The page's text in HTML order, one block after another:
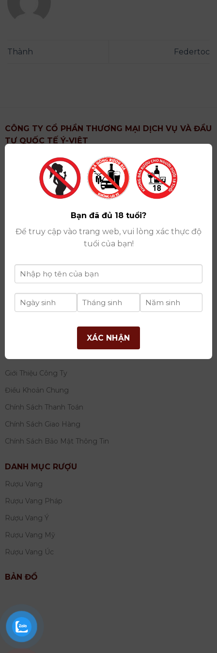
Thành Federtoc
CÔNG TY CỔ PHẦN THƯƠNG MẠI DỊCH VỤ VÀ ĐẦU
TƯ QUỐC TẾ Ý-VIỆT
: Khu 6, Xã Hoài Đức, Thành Phố Hà Nội
Showroom: Số 09 Phố Liễu Giai, Phường Ngọc Hà,
Thành Phố Hà Nội
Giấy ĐKKD số: 0102751615 do Sở Tài Chính Thành
Phố Hà Nội cấp lần đầu ngày 07/05/2008,đăng ký
thay đổi lần thứ 17 ngày 06/08/2025
Giấy phép Phân Phối Rượu số : 529/GP-BCT do Bộ
Công Thương cấp ngày 14/11/2022
Ngân hàng:Ngân hàng TMCP Đầu tư và phát triển
Việt Nam (BIDV)
tư quốc tế Ý-Việt
Tây Hồ, TP Hà Nội
THÔNG TIN
Giới Thiệu Công Ty
Điều Khoản Chung
Chính Sách Thanh Toán
Chính Sách Giao Hàng
Chính Sách Bảo Mật Thông Tin
DANH MỤC RƯỢU
Rượu Vang
Rượu Vang Pháp
Rượu Vang Ý
Rượu Vang Mỹ
Rượu Vang Úc
BẢN ĐỒ
Bạn đã đủ 18 tuổi?
Để truy cập vào trang web, vui lòng xác thực độ
tuổi của bạn!
XÁC NHẬN